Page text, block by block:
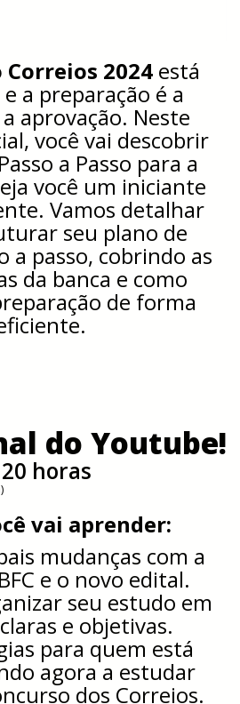
Correios 2024 está
a preparação é a
aprovação. Neste
você vai descobrir
a Passo para a
você um iniciante
Vamos detalhar
seu plano de
a passo, cobrindo as
da banca e como
de forma
do Youtube!
horas
vai aprender:
mudanças com a
e o novo edital.
seu estudo em
e objetivas.
para quem está
agora a estudar
dos Correios.